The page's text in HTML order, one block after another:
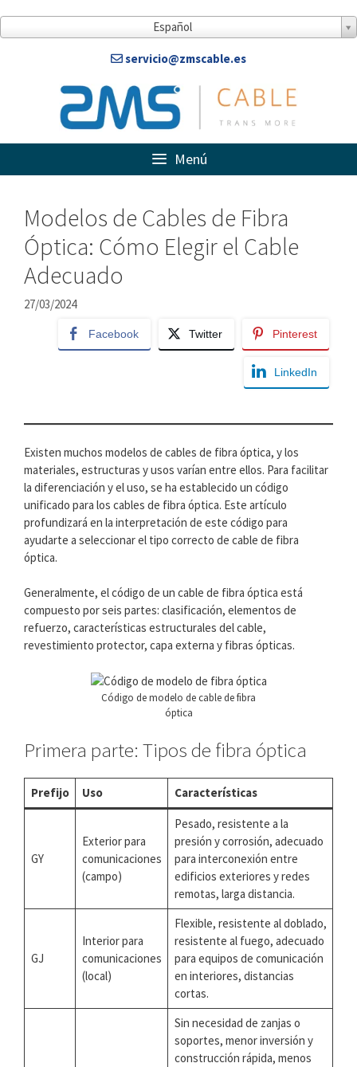
contenido
Español
servicio@zmscable.es
Menú
Modelos de Cables de Fibra
Óptica: Cómo Elegir el Cable
Adecuado
27/03/2024
Facebook Twitter Pinterest
LinkedIn
Existen muchos modelos de cables de fibra óptica, y los
materiales, estructuras y usos varían entre ellos. Para facilitar
la diferenciación y el uso, se ha establecido un código
unificado para los cables de fibra óptica. Este artículo
profundizará en la interpretación de este código para
ayudarte a seleccionar el tipo correcto de cable de fibra
óptica.
Generalmente, el código de un cable de fibra óptica está
compuesto por seis partes: clasificación, elementos de
refuerzo, características estructurales del cable,
revestimiento protector, capa externa y fibras ópticas.
Código de modelo de cable de fibra
óptica
Primera parte: Tipos de fibra óptica
Prefijo Uso Características
GY
Exterior para
comunicaciones
(campo)
Pesado, resistente a la
presión y corrosión, adecuado
para interconexión entre
edificios exteriores y redes
remotas, larga distancia.
GJ
Interior para
comunicaciones
(local)
Flexible, resistente al doblado,
resistente al fuego, adecuado
para equipos de comunicación
en interiores, distancias
cortas.
Sin necesidad de zanjas o
soportes, menor inversión y
construcción rápida, menos